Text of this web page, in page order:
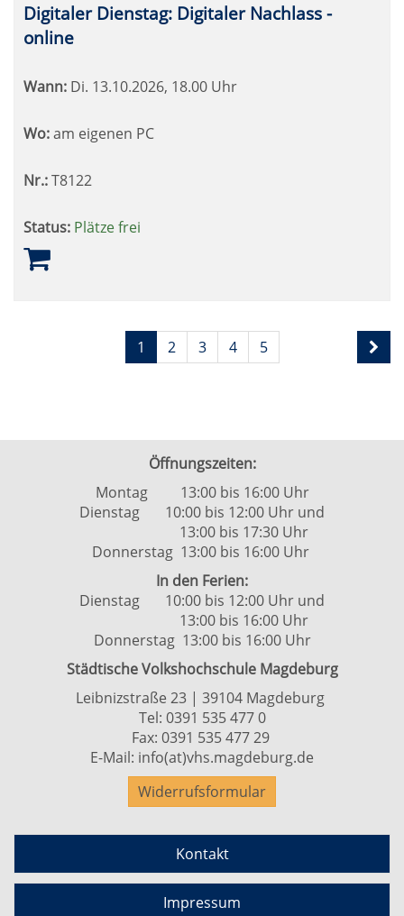
Digitaler Dienstag: Digitaler Nachlass -
online
Wann: Di. 13.10.2026, 18.00 Uhr
Wo:am eigenen PC
Nr.:T8122
Status: Plätze frei
Seiten
blättern
1 2 3 4 5
Öffnungszeiten:
Montag 13:00 bis 16:00 Uhr
Dienstag 10:00 bis 12:00 Uhr und
13:00 bis 17:30 Uhr
Donnerstag 13:00 bis 16:00 Uhr
In den Ferien:
Dienstag 10:00 bis 12:00 Uhr und
13:00 bis 16:00 Uhr
Donnerstag 13:00 bis 16:00 Uhr
Städtische Volkshochschule Magdeburg
Leibnizstraße 23 | 39104 Magdeburg
Tel: 0391 535 477 0
Fax: 0391 535 477 29
E-Mail: info(at)vhs.magdeburg.de
Widerrufsformular
Kontakt
Impressum